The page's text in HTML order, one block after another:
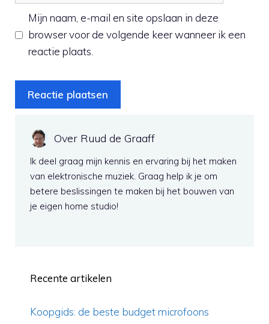
Mijn naam, e-mail en site opslaan in deze
browser voor de volgende keer wanneer ik een
reactie plaats.
Over Ruud de Graaff
Ik deel graag mijn kennis en ervaring bij het maken
van elektronische muziek. Graag help ik je om
betere beslissingen te maken bij het bouwen van
je eigen home studio!
Recente artikelen
Koopgids: de beste budget microfoons